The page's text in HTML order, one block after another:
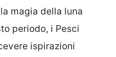
magia della luna
periodo, i Pesci
ispirazioni